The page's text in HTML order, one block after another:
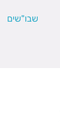
שבו"שים